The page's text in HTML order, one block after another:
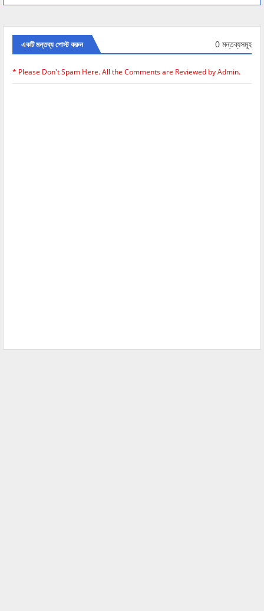
একটি মন্তব্য পোস্ট করুন 0 মন্তব্যসমূহ
* Please Don't Spam Here. All the Comments are Reviewed by Admin.